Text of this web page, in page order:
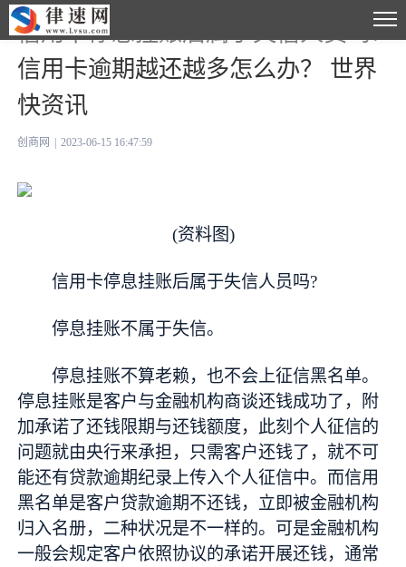
信用卡停息挂账后属于失信人员吗?
信用卡逾期越还越多怎么办？ 世界
快资讯
创商网 2023-06-15 16:47:59
(资料图)
信用卡停息挂账后属于失信人员吗?
停息挂账不属于失信。
停息挂账不算老赖，也不会上征信黑名单。
停息挂账是客户与金融机构商谈还钱成功了，附
加承诺了还钱限期与还钱额度，此刻个人征信的
问题就由央行来承担，只需客户还钱了，就不可
能还有贷款逾期纪录上传入个人征信中。而信用
黑名单是客户贷款逾期不还钱，立即被金融机构
归入名册，二种状况是不一样的。可是金融机构
一般会规定客户依照协议的承诺开展还钱，通常